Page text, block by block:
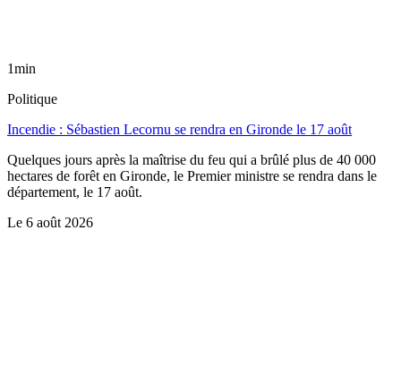
1min
Politique
Incendie : Sébastien Lecornu se rendra en Gironde le 17 août
Quelques jours après la maîtrise du feu qui a brûlé plus de 40 000
hectares de forêt en Gironde, le Premier ministre se rendra dans le
département, le 17 août.
Le 6 août 2026